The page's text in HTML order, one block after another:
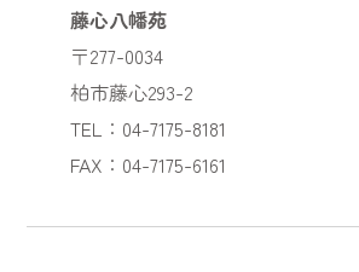
藤心八幡苑
〒277-0034
柏市藤心293-2
TEL：04-7175-8181
FAX：04-7175-6161